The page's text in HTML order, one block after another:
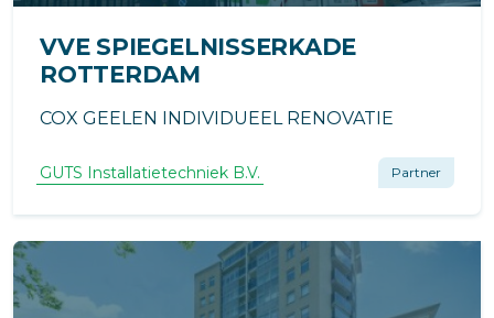
VVE SPIEGELNISSERKADE
ROTTERDAM
COX GEELEN INDIVIDUEEL RENOVATIE
GUTS Installatietechniek B.V. Partner